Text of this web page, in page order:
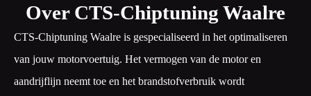
Over CTS-Chiptuning Waalre
CTS-Chiptuning Waalre is gespecialiseerd in het optimaliseren
van jouw motorvoertuig. Het vermogen van de motor en
aandrijflijn neemt toe en het brandstofverbruik wordt